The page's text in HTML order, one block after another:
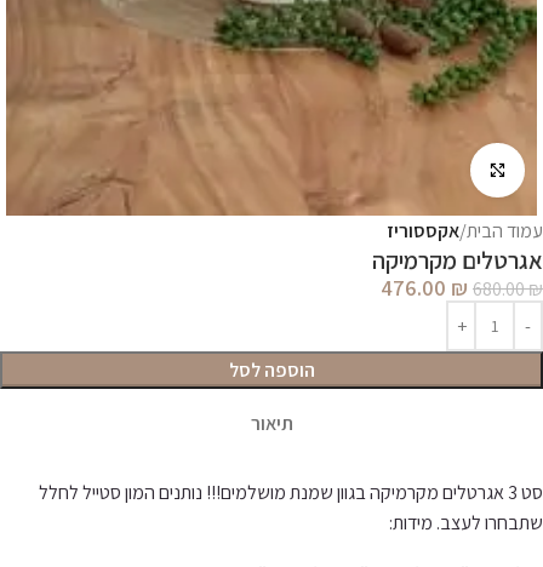
עמוד הבית אקססוריז
אגרטלים מקרמיקה
680.00₪
476.00 ₪
הוספה לסל
תיאור
סט 3 אגרטלים מקרמיקה בגוון שמנת מושלמים!!!
נותנים המון סטייל לחלל
שתבחרו לעצב. מידות:
לחץ להגדלה